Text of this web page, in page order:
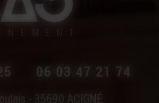
06 03 47 21 74
- 35690 ACIGNÉ